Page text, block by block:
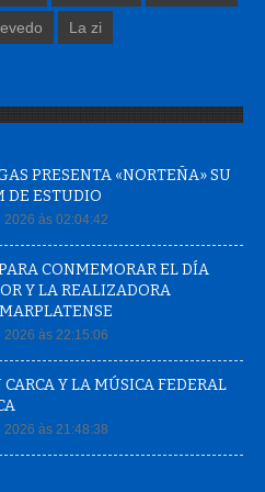
La zi
PRESENTA «NORTEÑA» SU
DE ESTUDIO
às 02:04:42
CONMEMORAR EL DÍA
Y LA REALIZADORA
às 22:15:06
Y LA MÚSICA FEDERAL
às 21:48:38